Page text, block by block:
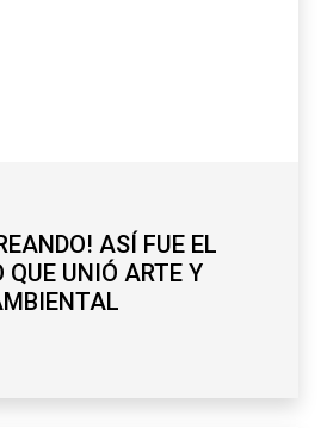
ASÍ FUE EL
UNIÓ ARTE Y